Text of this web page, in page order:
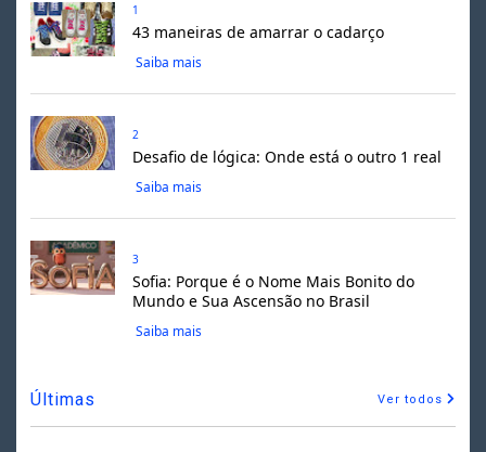
1
43 maneiras de amarrar o cadarço
Saiba mais
2
Desafio de lógica: Onde está o outro 1 real
Saiba mais
3
Sofia: Porque é o Nome Mais Bonito do
Mundo e Sua Ascensão no Brasil
Saiba mais
Últimas Ver todos